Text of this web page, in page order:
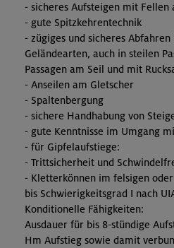
- sicheres Aufsteigen mit Fellen
- gute Spitzkehrentechnik
- zügiges und sicheres
Geländearten, auch in steilen
Passagen am Seil und mit
- Anseilen am Gletscher
- Spaltenbergung
- sichere Handhabung von
- gute Kenntnisse im Umgang
- für Gipfelaufstiege:
- Trittsicherheit und
- Kletterkönnen im felsigen
bis Schwierigkeitsgrad I nach
Konditionelle Fähigkeiten:
Ausdauer für bis 8-stündige
Hm Aufstieg sowie damit